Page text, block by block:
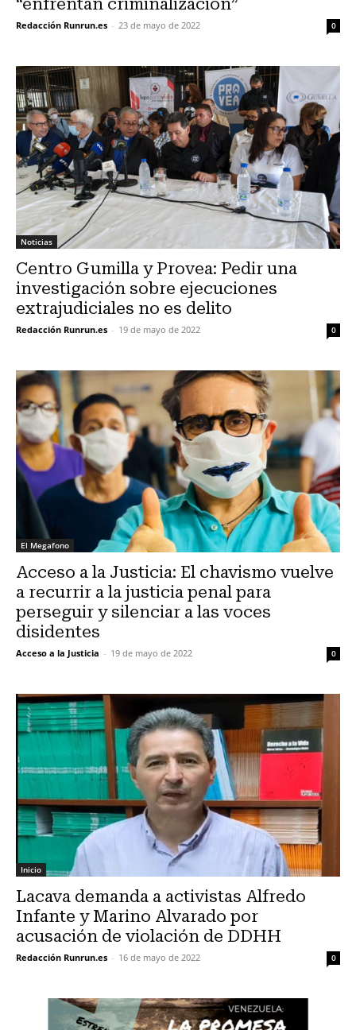
“enfrentan criminalización”
Redacción Runrun.es - 23 de mayo de 2022 0
Noticias
Centro Gumilla y Provea: Pedir una
investigación sobre ejecuciones
extrajudiciales no es delito
Redacción Runrun.es - 19 de mayo de 2022 0
El Megafono
Acceso a la Justicia: El chavismo vuelve
a recurrir a la justicia penal para
perseguir y silenciar a las voces
disidentes
Acceso a la Justicia - 19 de mayo de 2022 0
Inicio
Lacava demanda a activistas Alfredo
Infante y Marino Alvarado por
acusación de violación de DDHH
Redacción Runrun.es - 16 de mayo de 2022 0